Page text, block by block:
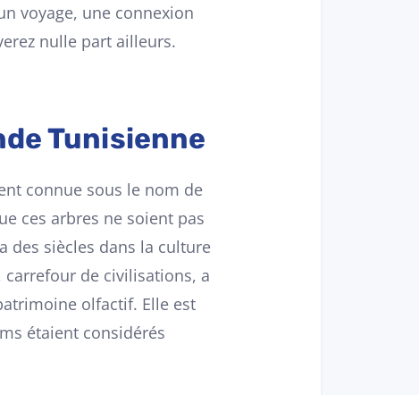
voyage, une connexion
nulle part ailleurs.
Tunisienne
connue sous le nom de
ces arbres ne soient pas
des siècles dans la culture
carrefour de civilisations, a
olfactif. Elle est
étaient considérés